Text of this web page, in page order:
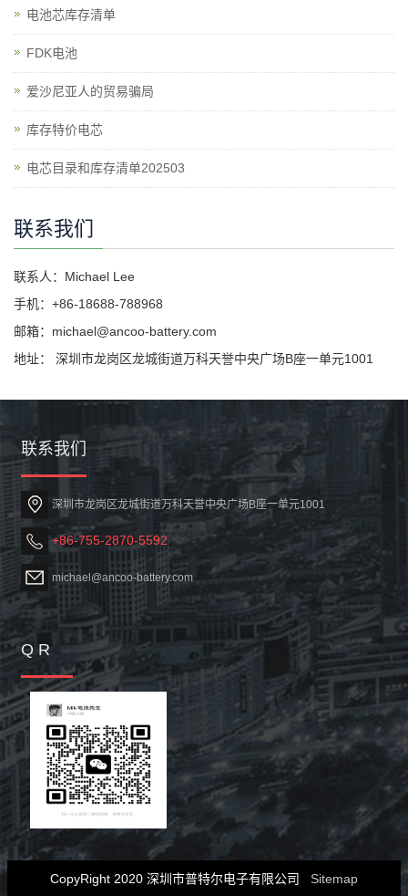
电池芯库存清单
​FDK电池
爱沙尼亚人的贸易骗局
库存特价电芯
电芯目录和库存清单202503
联系我们
联系人：Michael Lee
手机：+86-18688-788968
邮箱：michael@ancoo-battery.com
地址： 深圳市龙岗区龙城街道万科天誉中央广场B座一单元1001
联系我们
深圳市龙岗区龙城街道万科天誉中央广场B座一单元1001
+86-755-2870-5592
michael@ancoo-battery.com
Q R
CopyRight 2020 深圳市普特尔电子有限公司 Sitemap